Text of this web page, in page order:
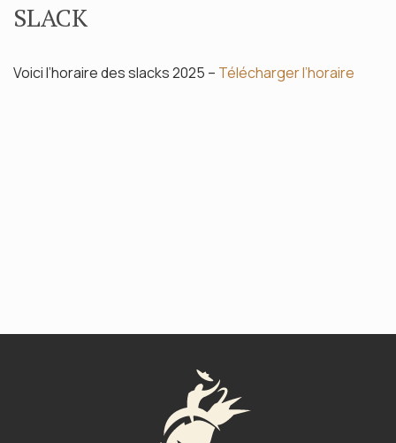
SLACK
Voici l’horaire des slacks 2025 – Télécharger l’horaire